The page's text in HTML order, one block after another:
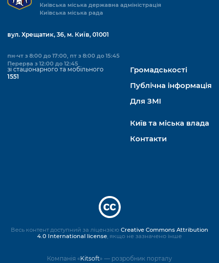
Київська міська державна адміністрація
Київська міська рада
вул. Хрещатик, 36, м. Київ, 01001
пн-чт з 8:00 до 17:00, пт з 8:00 до 15:45
Перерва з 12:00 до 12:45
зі стаціонарного та мобільного
1551
Громадськості
Публічна інформація
Для ЗМІ
Київ та міська влада
Контакти
Компанія «Kitsoft» — розробник порталу
Весь контент доступний за ліцензією Creative Commons Attribution
4.0 International license, якщо не зазначено інше